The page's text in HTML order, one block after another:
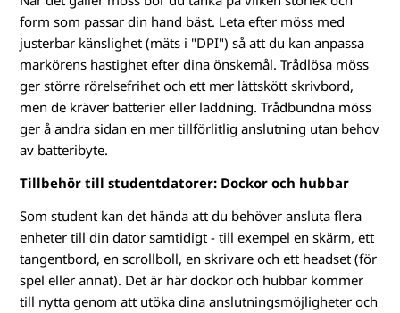
form som passar din hand bäst. Leta efter möss med
justerbar känslighet (mäts i "DPI") så att du kan anpassa
markörens hastighet efter dina önskemål. Trådlösa möss
ger större rörelsefrihet och ett mer lättskött skrivbord,
men de kräver batterier eller laddning. Trådbundna möss
ger å andra sidan en mer tillförlitlig anslutning utan behov
av batteribyte.
Tillbehör till studentdatorer: Dockor och hubbar
Som student kan det hända att du behöver ansluta flera
enheter till din dator samtidigt - till exempel en skärm, ett
tangentbord, en scrollboll, en skrivare och ett headset (för
spel eller annat). Det är här dockor och hubbar kommer
till nytta genom att utöka dina anslutningsmöjligheter och